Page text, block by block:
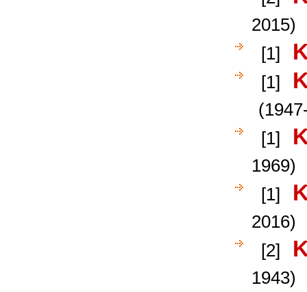
2015)
[1]
[1]
[1]
1969)
[1]
2016)
[2]
1943)